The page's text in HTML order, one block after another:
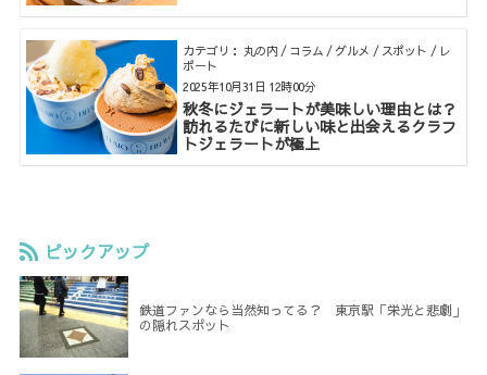
カテゴリ： 丸の内 / コラム / グルメ / スポット / レ
ポート
秋冬にジェラートが美味しい理由とは？
訪れるたびに新しい味と出会えるクラフ
トジェラートが極上
2025年10月31日 12時00分
ピックアップ
鉄道ファンなら当然知ってる？ 東京駅「栄光と悲劇」
の隠れスポット